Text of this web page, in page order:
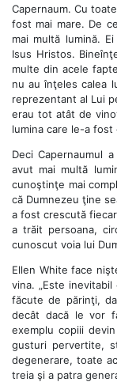
Capernaum. Cu
fost mai mare. De
mai multă lumină.
Isus Hristos.
multe din acele
nu au înţeles calea
reprezentant al Lui
erau tot atât de
lumina care le-a fost
Deci Capernaumul
avut mai multă
cunoştinţe mai
că Dumnezeu ţine
a fost crescută
a trăit persoana,
cunoscut voia lui
Ellen White face
vina. „Este
făcute de părinţi,
decât dacă le vor
exemplu copiii
gusturi pervertite,
degenerare, toate
treia şi a patra